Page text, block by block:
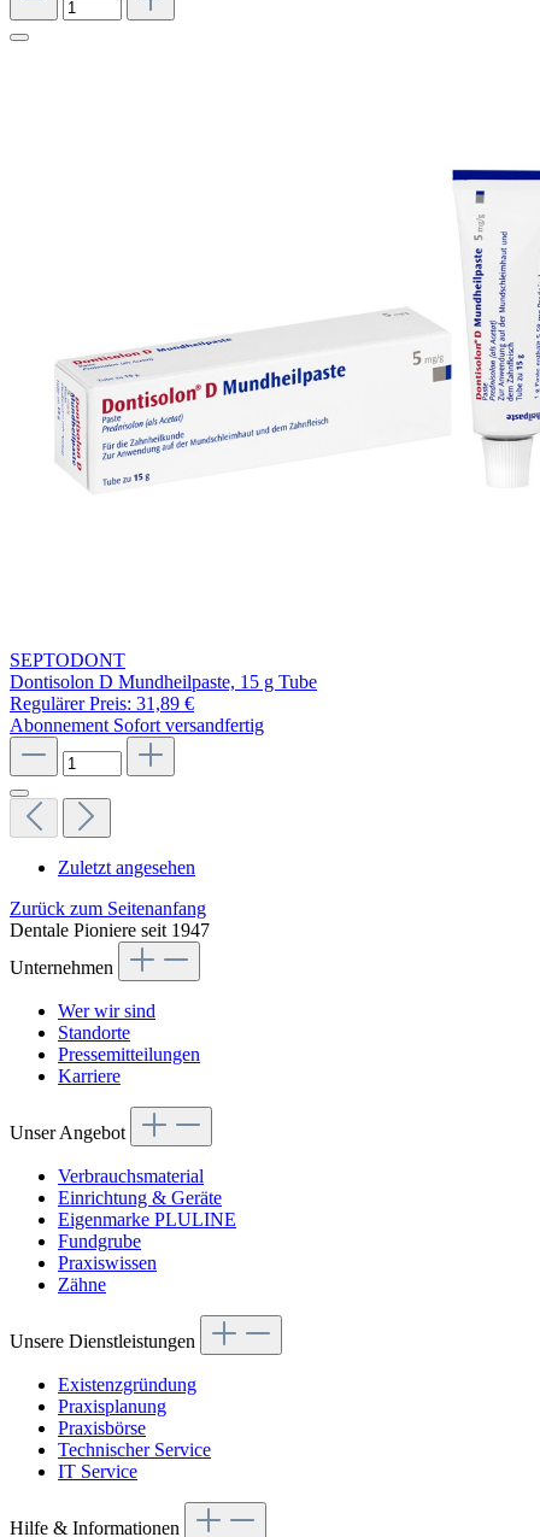
SEPTODONT
Dontisolon D Mundheilpaste, 15 g Tube
Regulärer Preis: 31,89 €
Abonnement Sofort versandfertig
Zuletzt angesehen
Zurück zum Seitenanfang
Dentale Pioniere seit 1947
Unternehmen
Wer wir sind
Standorte
Pressemitteilungen
Karriere
Unser Angebot
Verbrauchsmaterial
Einrichtung & Geräte
Eigenmarke PLULINE
Fundgrube
Praxiswissen
Zähne
Unsere Dienstleistungen
Existenzgründung
Praxisplanung
Praxisbörse
Technischer Service
IT Service
Hilfe & Informationen